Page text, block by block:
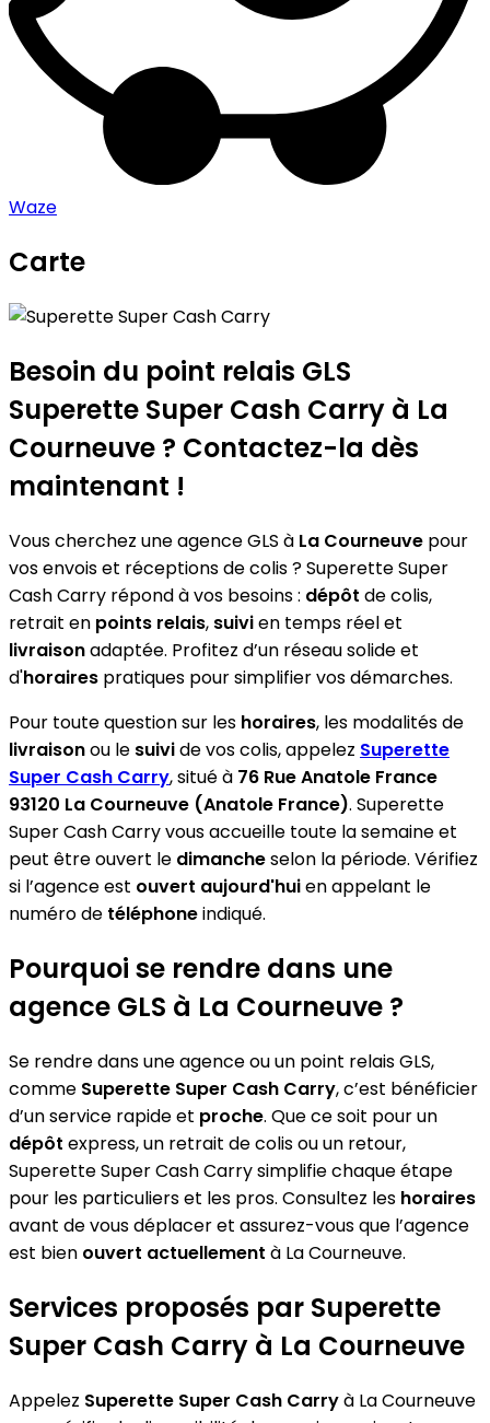
Waze
Carte
Superette Super Cash Carry
+
−
Besoin du point relais GLS
Superette Super Cash Carry à La
Courneuve ? Contactez-la dès
maintenant !
Vous cherchez une agence GLS à La Courneuve pour
vos envois et réceptions de colis ? Superette Super
Cash Carry répond à vos besoins : dépôt de colis,
retrait en points relais, suivien temps réel et
livraisonadaptée. Profitez d’un réseau solide et
d'horaires pratiques pour simplifier vos démarches.
Pour toute question sur les horaires, les modalités de
livraisonou le suivide vos colis, appelez Superette
Super Cash Carry, situé à 76 Rue Anatole France
93120 La Courneuve (Anatole France). Superette
Super Cash Carry vous accueille toute la semaine et
peut être ouvert le dimancheselon la période. Vérifiez
si l’agence est ouvert aujourd'huien appelant le
numéro de téléphoneindiqué.
Pourquoi se rendre dans une
agence GLS à La Courneuve ?
Se rendre dans une agence ou un point relais GLS,
comme Superette Super Cash Carry, c’est bénéficier
d’un service rapide et proche. Que ce soit pour un
dépôt express, un retrait de colis ou un retour,
Superette Super Cash Carry simplifie chaque étape
pour les particuliers et les pros. Consultez les horaires
avant de vous déplacer et assurez-vous que l’agence
est bien ouvert actuellement à La Courneuve.
Services proposés par Superette
Super Cash Carry à La Courneuve
Appelez Superette Super Cash Carryà La Courneuve